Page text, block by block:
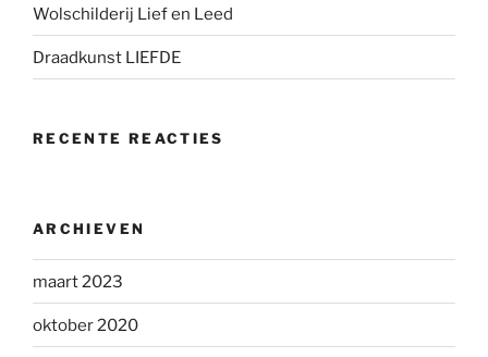
Wolschilderij Lief en Leed
Draadkunst LIEFDE
RECENTE REACTIES
ARCHIEVEN
maart 2023
oktober 2020